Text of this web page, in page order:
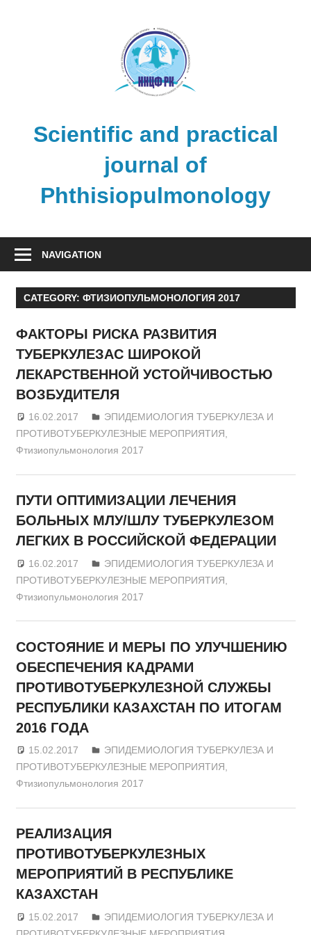
Scientific and practical
journal of
Phthisiopulmonology
NAVIGATION
CATEGORY: ФТИЗИОПУЛЬМОНОЛОГИЯ 2017
ФАКТОРЫ РИСКА РАЗВИТИЯ
ТУБЕРКУЛЕЗАС ШИРОКОЙ
ЛЕКАРСТВЕННОЙ УСТОЙЧИВОСТЬЮ
ВОЗБУДИТЕЛЯ
16.02.2017 admin
ЭПИДЕМИОЛОГИЯ ТУБЕРКУЛЕЗА И
ПРОТИВОТУБЕРКУЛЕЗНЫЕ МЕРОПРИЯТИЯ
Фтизиопульмонология 2017
ПУТИ ОПТИМИЗАЦИИ ЛЕЧЕНИЯ
БОЛЬНЫХ МЛУ/ШЛУ ТУБЕРКУЛЕЗОМ
ЛЕГКИХ В РОССИЙСКОЙ ФЕДЕРАЦИИ
16.02.2017 admin
ЭПИДЕМИОЛОГИЯ ТУБЕРКУЛЕЗА И
ПРОТИВОТУБЕРКУЛЕЗНЫЕ МЕРОПРИЯТИЯ
Фтизиопульмонология 2017
СОСТОЯНИЕ И МЕРЫ ПО УЛУЧШЕНИЮ
ОБЕСПЕЧЕНИЯ КАДРАМИ
ПРОТИВОТУБЕРКУЛЕЗНОЙ СЛУЖБЫ
РЕСПУБЛИКИ КАЗАХСТАН ПО ИТОГАМ
2016 ГОДА
15.02.2017 admin
ЭПИДЕМИОЛОГИЯ ТУБЕРКУЛЕЗА И
ПРОТИВОТУБЕРКУЛЕЗНЫЕ МЕРОПРИЯТИЯ,
Фтизиопульмонология 2017
РЕАЛИЗАЦИЯ
ПРОТИВОТУБЕРКУЛЕЗНЫХ
МЕРОПРИЯТИЙ В РЕСПУБЛИКЕ
КАЗАХСТАН
15.02.2017 admin
ЭПИДЕМИОЛОГИЯ ТУБЕРКУЛЕЗА И